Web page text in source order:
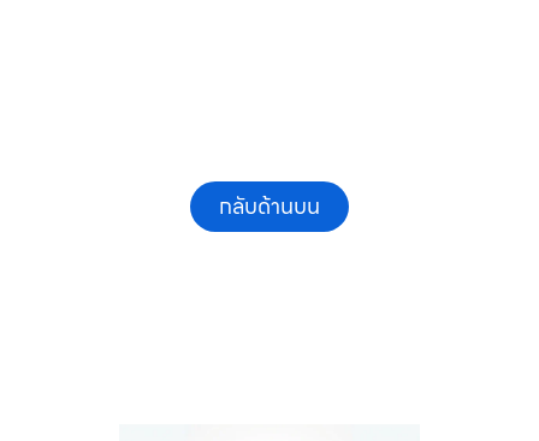
กลับด้านบน